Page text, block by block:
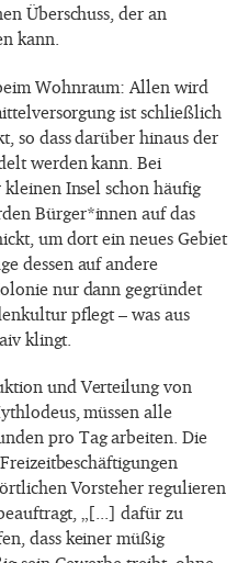
Überschuss, der an
kann.
Wohnraum: Allen wird
ist schließlich
so dass darüber hinaus der
werden kann. Bei
Insel schon häufig
Bürger*innen auf das
um dort ein neues Gebiet
dessen auf andere
nur dann gegründet
pflegt – was aus
klingt.
und Verteilung von
müssen alle
pro Tag arbeiten. Die
Vorsteher regulieren
„[...] dafür zu
dass keiner müßig